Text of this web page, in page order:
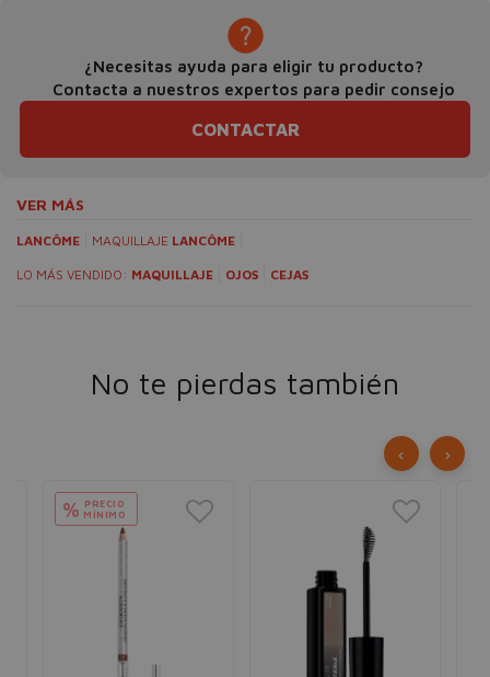
¿Necesitas ayuda para eligir tu producto?
Contacta a nuestros expertos para pedir consejo
CONTACTAR
VER MÁS
LANCÔME MAQUILLAJE LANCÔME
LO MÁS VENDIDO: MAQUILLAJE OJOS CEJAS
No te pierdas también
% PRECIO
MÍNIMO
‹ ›